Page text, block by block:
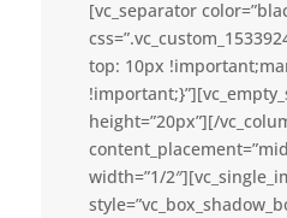
[vc_separator
top: 10px
height=”20px”][/
width=”1/